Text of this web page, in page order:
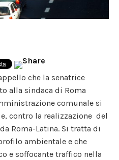
che la senatrice
alla sindaca di Roma
comunale si
contro la realizzazione del
Roma-Latina. Si tratta di
ambientale e che
e soffocante traffico nella